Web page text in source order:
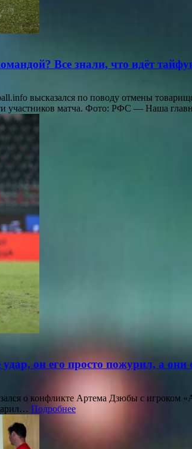
Все знали, что идёт
высказался по поводу отмены
участников матча. Фото: РФС — Наша
он его просто пожурил, а они
о конфликте Артема Дзюбы с игроком
Подробнее